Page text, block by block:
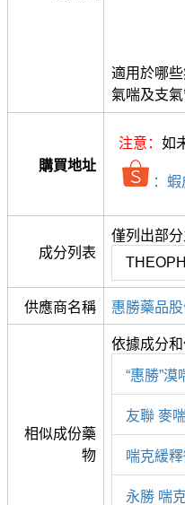
適用於哪些
氣喘及支氣
購買地址
注意： 如
：
成分列表
僅列出部
供應商名稱 惠勝藥品
相似成份藥
物
依據成分和
“惠勝”
友聯 麥
喘克緩
永勝 喘